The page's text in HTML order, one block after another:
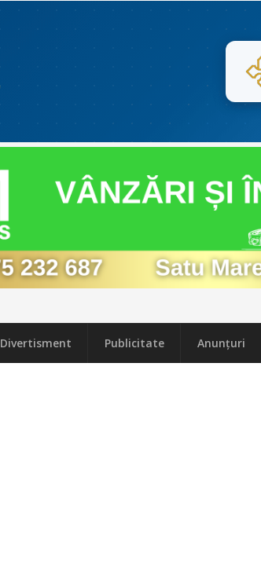
Divertisment Publicitate Anunțuri